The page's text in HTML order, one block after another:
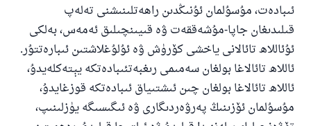
ئىبادەت، مۇسۇلمان ئۇنىڭدىن راھەتلىنىشنى تەلەپ
قىلىدىغان جاپا-مۇشەققەت ۋە قىيىنچىلىق ئەمەس، بەلكى
ئۇئاللاھ تائالانى ياخشى كۆرۈش ۋە ئۇلۇغلاشتىن ئىبارەتتۇر.
ئاللاھ تائالاغا بولغان سەمىمى رىغبەتئىبادەتكە يېتەكلەيدۇ،
ئاللاھ تائالاغا بولغان چىن ئىشتىياق ئىبادەتكە قوزغايدۇ،
مۇسۇلمان ئۆزىنىڭ پەرۋەردىگارى ۋە ئىگىسىگە يۈزلىنىپ،